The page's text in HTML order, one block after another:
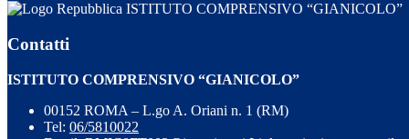
ISTITUTO COMPRENSIVO “GIANICOLO”
Contatti
ISTITUTO COMPRENSIVO “GIANICOLO”
00152 ROMA – L.go A. Oriani n. 1 (RM)
Tel: 06/5810022